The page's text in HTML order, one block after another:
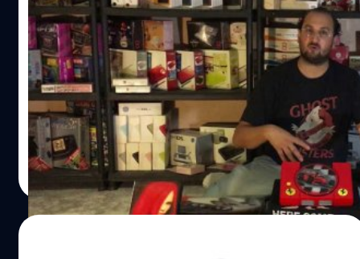
นักสะสมขายคอลเล็กชันที่รวมเครื่องคอนโซล
เกือบทุกรุ่นบนโลกในราคา 36 ล้านบาท!!
นักสะสมเครื่องเกมคอนโซลชาวฝรั่งเศสชื่อว่า Kario30 ได้
ประกาศวางจำหน่ายคอลเลกชันเครื่องคอนโวลที่เจ้าตัวเก็บมา
มากกว่า 50 ปีบนเว็บไซต์ eBay ในราคา 984,000
ยูโร(ประมาณ 36 ล้านบาท) โดยในคอลเลกชันมีตั้งแต่
คอนโซลสุดคลาสสิกจาก SEGA และ Nintendo ไปจนถึง PS4
จาก Sony, เจ้าตัวมีเครื่องทุกสีและทุกรุ่น(รวมไปถึงรุ่น
Limited Edtion) รวมทั้งหมดแล้ว 2,250 เครื่อง
กรณ์รัฐภาส ธนวัตไชยศรี | 1431 days ago